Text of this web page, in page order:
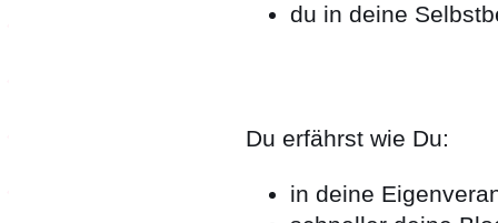
du in deine
Du erfährst wie Du:
in deine